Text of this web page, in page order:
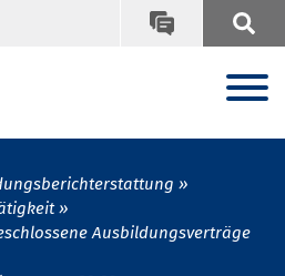
Ausbildungsverträge